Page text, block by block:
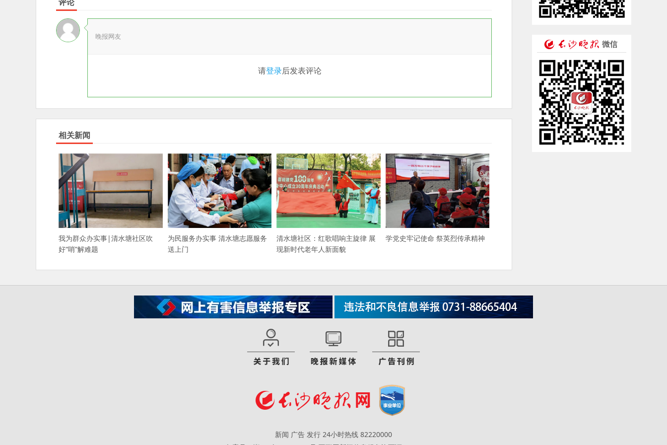
晚报网友
请登录后发表评论
相关新闻
我为群众办实事|清水塘社区吹
好“哨”解难题
为民服务办实事 清水塘志愿服务
送上门
清水塘社区：红歌唱响主旋律 展
现新时代老年人新面貌
学党史牢记使命 祭英烈传承精神
新闻 广告 发行 24小时热线 82220000